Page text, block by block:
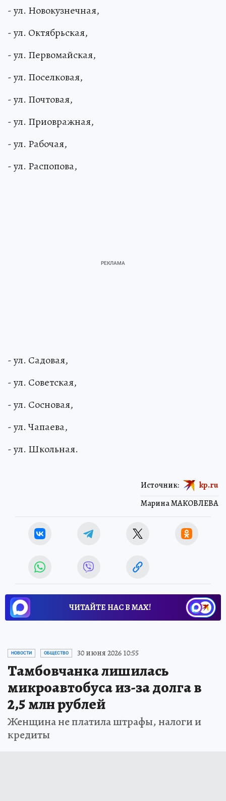
- ул. Новокузнечная,
- ул. Октябрьская,
- ул. Первомайская,
- ул. Поселковая,
- ул. Почтовая,
- ул. Приовражная,
- ул. Рабочая,
- ул. Распопова,
- ул. Садовая,
- ул. Советская,
- ул. Сосновая,
- ул. Чапаева,
- ул. Школьная.
Марина МАКОВЛЕВА
Источник: kp.ru
ЧИТАЙТЕ НАС В МАХ!
НОВОСТИ ОБЩЕСТВО 30 июня 2026 10:55
Тамбовчанка лишилась
микроавтобуса из-за долга в
2,5 млн рублей
Женщина не платила штрафы, налоги и
кредиты